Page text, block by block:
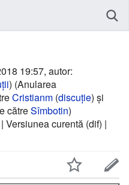
19:57, autor:
) (Anularea
Cristianm (discuție) și
cătreSîmbotin)
| Versiunea curentă (dif) |